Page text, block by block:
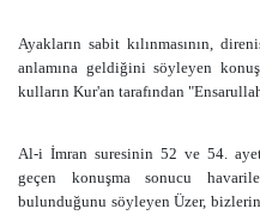
Ayakların sabit kılınmasının,
anlamına geldiğini söyleyen
kulların Kur'an tarafından
Al-i İmran suresinin 52 ve 54.
geçen konuşma sonucu
bulunduğunu söyleyen Üzer,